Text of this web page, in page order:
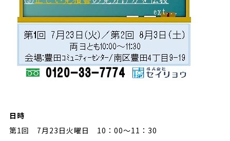
日時
第1回 7月23日火曜日 10：00～11：30